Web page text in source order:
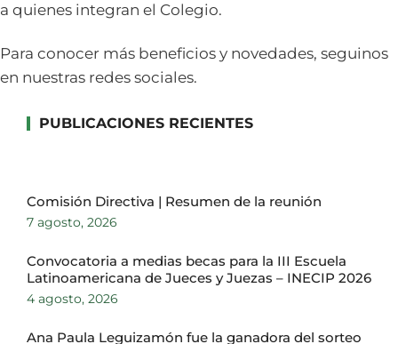
a quienes integran el Colegio.
Para conocer más beneficios y novedades, seguinos
en nuestras redes sociales.
PUBLICACIONES RECIENTES
Comisión Directiva | Resumen de la reunión
7 agosto, 2026
Convocatoria a medias becas para la III Escuela
Latinoamericana de Jueces y Juezas – INECIP 2026
4 agosto, 2026
Ana Paula Leguizamón fue la ganadora del sorteo